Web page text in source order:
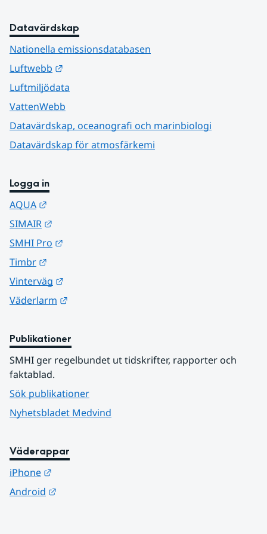
Datavärdskap
Nationella emissionsdatabasen
Luftwebb
Luftmiljödata
VattenWebb
Datavärdskap, oceanografi och marinbiologi
Datavärdskap för atmosfärkemi
Logga in
AQUA
SIMAIR
SMHI Pro
Timbr
Vinterväg
Väderlarm
Publikationer
SMHI ger regelbundet ut tidskrifter, rapporter och
faktablad.
Sök publikationer
Nyhetsbladet Medvind
Väderappar
iPhone
Android